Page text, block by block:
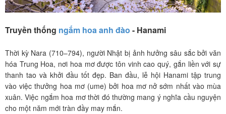
Truyền thống ngắm hoa anh đào - Hanami
Thời kỳ Nara (710–794), người Nhật bị ảnh hưởng sâu sắc bởi văn
hóa Trung Hoa, nơi hoa mơ được tôn vinh cao quý, gắn liền với sự
thanh tao và khởi đầu tốt đẹp. Ban đầu, lễ hội Hanami tập trung
vào việc thưởng hoa mơ (ume) bởi hoa mơ nở sớm nhất vào mùa
xuân. Việc ngắm hoa mơ thời đó thường mang ý nghĩa cầu nguyện
cho một năm mới tràn đầy may mắn.